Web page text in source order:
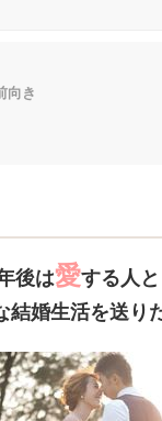
き
後は愛する人と
結婚生活を送り